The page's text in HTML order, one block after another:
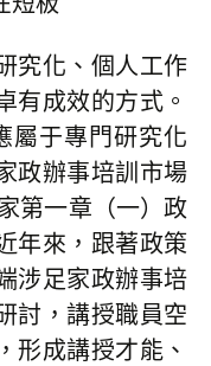
化、個人工作
有成效的方式。
屬于專門研究化
政辦事培訓市場
第一章（一）政
年來，跟著政策
涉足家政辦事培
討，講授職員空
形成講授才能、